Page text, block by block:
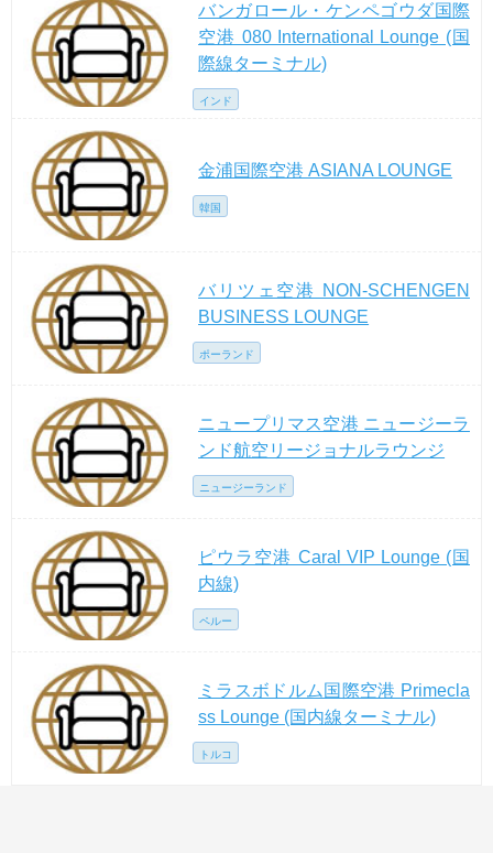
バンガロール・ケンペゴウダ国際
空港 080 International Lounge (国
際線ターミナル)
インド
金浦国際空港 ASIANA LOUNGE
韓国
バリツェ空港 NON-SCHENGEN
BUSINESS LOUNGE
ポーランド
ニュープリマス空港 ニュージーラ
ンド航空リージョナルラウンジ
ニュージーランド
ピウラ空港 Caral VIP Lounge (国
内線)
ペルー
ミラスボドルム国際空港 Primecla
ss Lounge (国内線ターミナル)
トルコ